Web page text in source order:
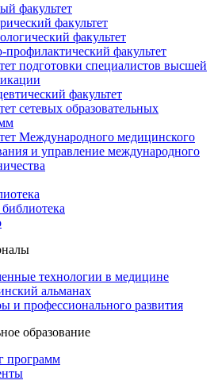
факультет
факультет
факультет
факультет
подготовки специалистов высшей
факультет
сетевых образовательных
Международного медицинского
и управление международного
технологии в медицине
альманах
и профессионального развития
образование
программ